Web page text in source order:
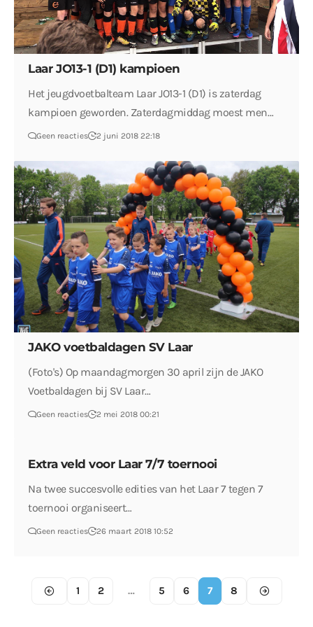
Laar JO13-1 (D1) kampioen
Het jeugdvoetbalteam Laar JO13-1 (D1) is zaterdag
kampioen geworden. Zaterdagmiddag moest men…
Geen reacties 2 juni 2018 22:18
JAKO voetbaldagen SV Laar
(Foto's) Op maandagmorgen 30 april zijn de JAKO
Voetbaldagen bij SV Laar…
Geen reacties 2 mei 2018 00:21
Extra veld voor Laar 7/7 toernooi
Na twee succesvolle edities van het Laar 7 tegen 7
toernooi organiseert…
Geen reacties 26 maart 2018 10:52
1 2 … 5 6 7 8